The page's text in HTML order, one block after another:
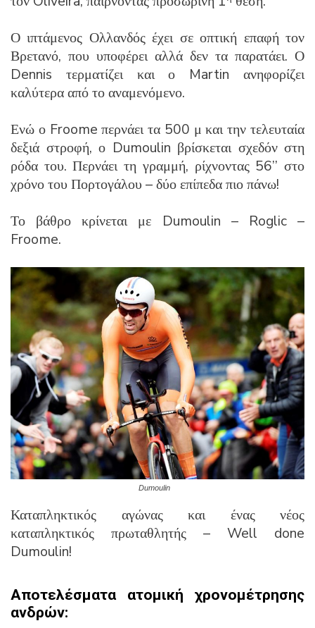
Ο ιπτάμενος Ολλανδός έχει σε οπτική επαφή τον
Βρετανό, που υποφέρει αλλά δεν τα παρατάει. Ο
Dennis τερματίζει και ο Martin ανηφορίζει
καλύτερα από το αναμενόμενο.
Ενώ ο Froome περνάει τα 500 μ και την τελευταία
δεξιά στροφή, ο Dumoulin βρίσκεται σχεδόν στη
ρόδα του. Περνάει τη γραμμή, ρίχνοντας 56’’ στο
χρόνο του Πορτογάλου – δύο επίπεδα πιο πάνω!
Το βάθρο κρίνεται με Dumoulin – Roglic –
Froome.
Dumoulin
Καταπληκτικός αγώνας και ένας νέος
καταπληκτικός πρωταθλητής – Well done
Dumoulin!
Αποτελέσματα ατομική χρονομέτρησης
ανδρών: